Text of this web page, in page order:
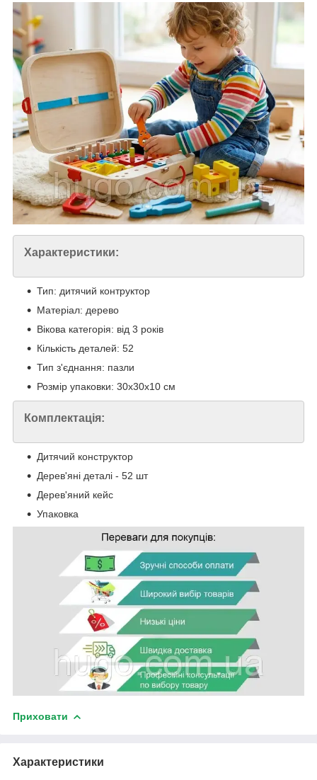
Характеристики:
Тип: дитячий контруктор
Матеріал: дерево
Вікова категорія: від 3 років
Кількість деталей: 52
Тип з'єднання: пазли
Розмір упаковки: 30x30х10 см
Комплектація:
Дитячий конструктор
Дерев'яні деталі - 52 шт
Дерев'яний кейс
Упаковка
Приховати
Характеристики